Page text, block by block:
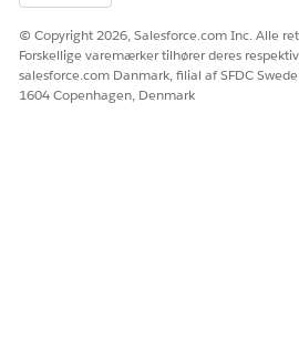
© Copyright 2026, Salesforce.com Inc. Alle
Forskellige varemærker tilhører deres
salesforce.com Danmark, filial af SFDC
1604 Copenhagen, Denmark